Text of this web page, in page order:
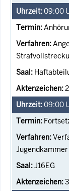
09:00
09:00
Jugendkammer
J16EG